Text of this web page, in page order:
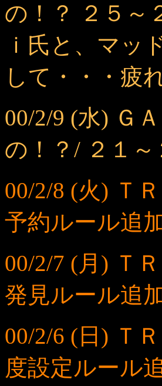
の！？ ２５～
ｉ氏と、マッ
して・・・疲
00/2/9 (水) Ｇ
の！？/ ２１
00/2/8 (火) Ｔ
予約ルール追加
00/2/7 (月) Ｔ
発見ルール追加
00/2/6 (日) Ｔ
度設定ルール